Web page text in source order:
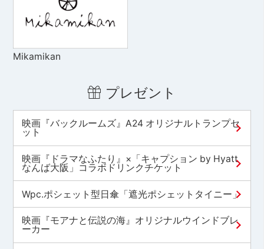
Mikamikan
プレゼント
映画『バックルームズ』A24 オリジナルトランプセ
ット
映画『ドラマなふたり』×「キャプション by Hyatt
なんば大阪」コラボドリンクチケット
Wpc.ポシェット型日傘「遮光ポシェットタイニー」
映画『モアナと伝説の海』オリジナルウインドブレ
ーカー